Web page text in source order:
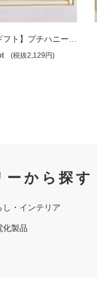
(税抜2,129円)
ーから探す
し・インテリア
化製品